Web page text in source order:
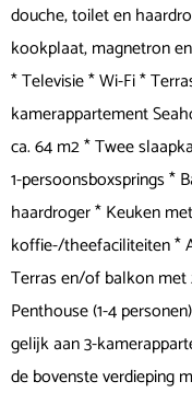
douche, toilet en
kookplaat, magnetron
* Televisie * Wi-Fi *
kamerappartement
ca. 64 m2 * Twee
1-persoonsboxsprings *
haardroger * Keuken
koffie-/theefaciliteiten *
Terras en/of balkon
Penthouse (1-4
gelijk aan 3-
de bovenste verdieping